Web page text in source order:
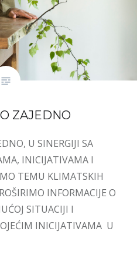
ZAJEDNO
U SINERGIJI SA
INICIJATIVAMA I
TEMU KLIMATSKIH
INFORMACIJE O
SITUACIJI I
INICIJATIVAMA U